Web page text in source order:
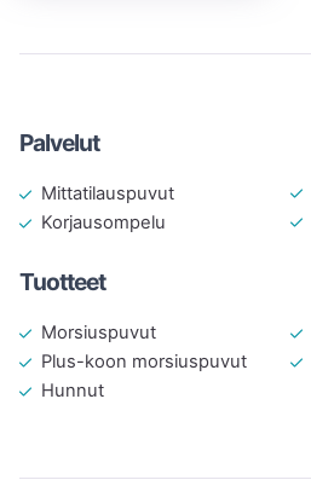
Palvelut
Mittatilauspuvut
Korjausompelu
Tuotteet
Morsiuspuvut
Plus-koon morsiuspuvut
Hunnut